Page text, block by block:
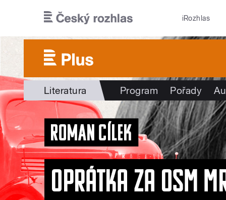
iRozhlas
Literatura Program Pořady